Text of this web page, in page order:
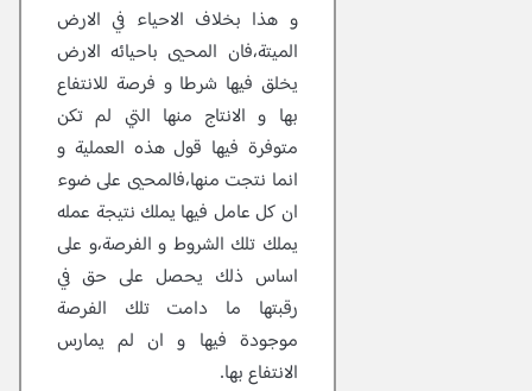
و هذا بخلاف الاحياء في الارض
الميتة،فان المحيى باحيائه الارض
يخلق فيها شرطا و فرصة للانتفاع
بها و الانتاج منها التي لم تكن
متوفرة فيها قول هذه العملية و
انما نتجت منها،فالمحيى على ضوء
ان كل عامل فيها يملك نتيجة عمله
يملك تلك الشروط و الفرصة،و على
اساس ذلك يحصل على حق في
رقبتها ما دامت تلك الفرصة
موجودة فيها و ان لم يمارس
الانتفاع بها.